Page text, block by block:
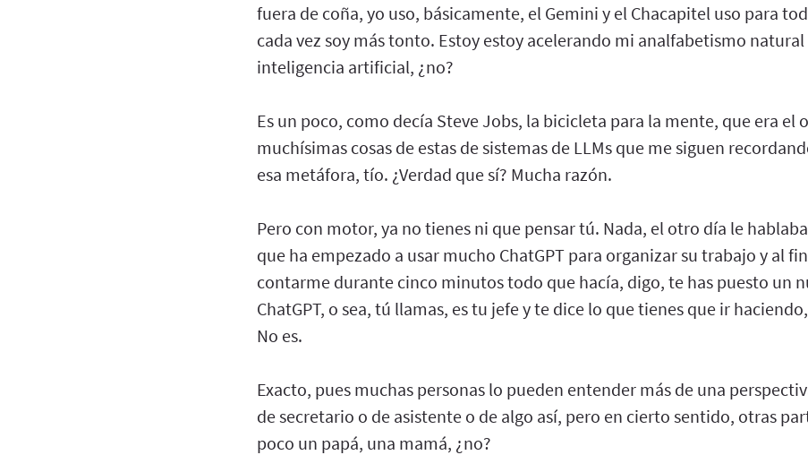
fuera de coña, yo uso, básicamente, el Gemini y el Chacapitel uso para
cada vez soy más tonto. Estoy estoy acelerando mi analfabetismo natural
inteligencia artificial, ¿no?
Es un poco, como decía Steve Jobs, la bicicleta para la mente, que era el
muchísimas cosas de estas de sistemas de LLMs que me siguen
esa metáfora, tío. ¿Verdad que sí? Mucha razón.
Pero con motor, ya no tienes ni que pensar tú. Nada, el otro día le
que ha empezado a usar mucho ChatGPT para organizar su trabajo y al
contarme durante cinco minutos todo que hacía, digo, te has puesto un
ChatGPT, o sea, tú llamas, es tu jefe y te dice lo que tienes que ir
No es.
Exacto, pues muchas personas lo pueden entender más de una
de secretario o de asistente o de algo así, pero en cierto sentido, otras
poco un papá, una mamá, ¿no?